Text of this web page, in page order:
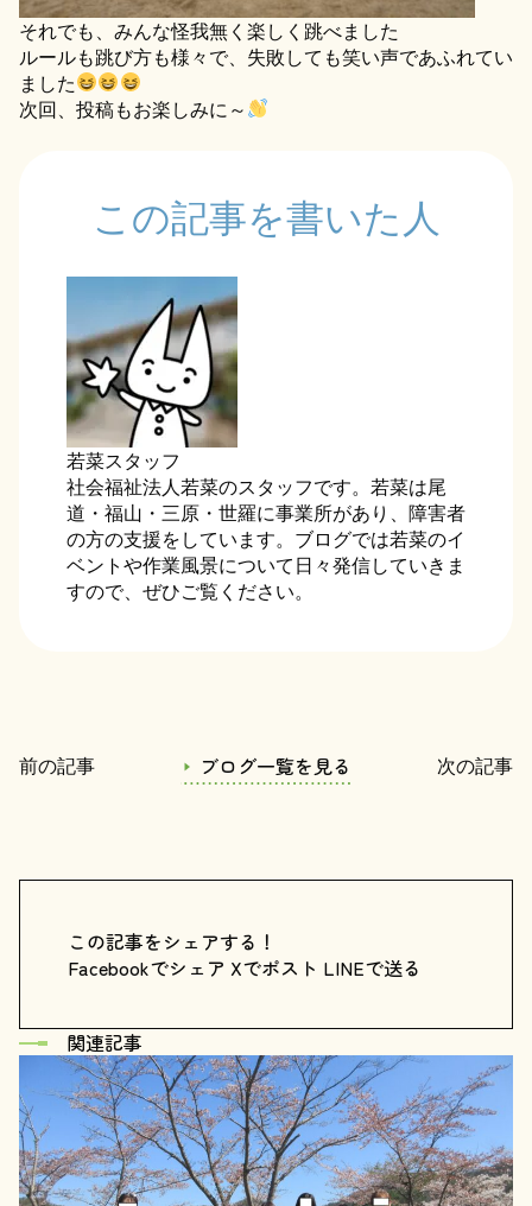
それでも、みんな怪我無く楽しく跳べました
ルールも跳び方も様々で、失敗しても笑い声であふれてい
ました
次回、投稿もお楽しみに～
この記事を書いた人
若菜スタッフ
社会福祉法人若菜のスタッフです。若菜は尾
道・福山・三原・世羅に事業所があり、障害者
の方の支援をしています。ブログでは若菜のイ
ベントや作業風景について日々発信していきま
すので、ぜひご覧ください。
前の記事 ブログ一覧を見る 次の記事
この記事をシェアする！
Facebookでシェア Xでポスト LINEで送る
関連記事